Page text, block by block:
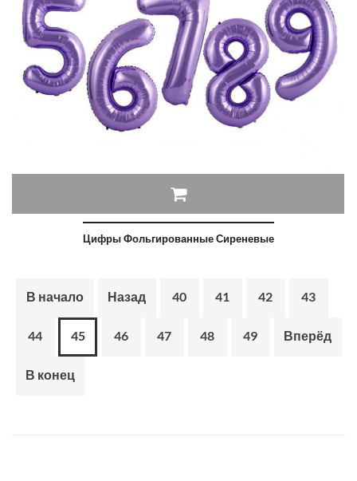
Цифры Фольгированные Сиреневые
В начало Назад 40 41 42 43
44 45 46 47 48 49 Вперёд
В конец